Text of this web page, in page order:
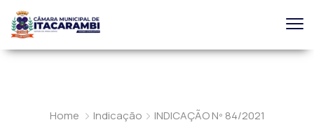
Home Indicação INDICAÇÃO Nº 84/2021